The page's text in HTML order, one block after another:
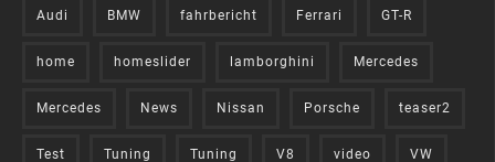
Audi BMW fahrbericht Ferrari GT-R
home homeslider lamborghini Mercedes
Mercedes News Nissan Porsche teaser2
Test Tuning Tuning V8 video VW